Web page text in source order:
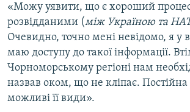
«Можу уявити, що є хороший
розвідданими (між Україною та
Очевидно, точно мені невідомо, я у
маю доступу до такої інформації.
Чорноморському регіоні нам
назвав оком, що не кліпає. Постійна
можливі її види».